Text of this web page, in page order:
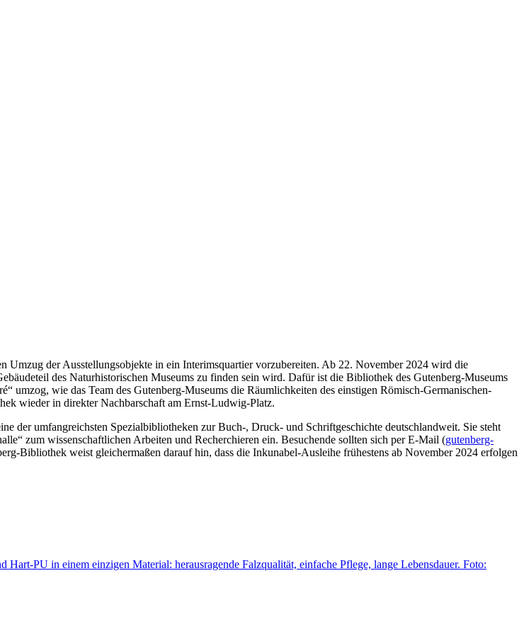
der Ausstellungsobjekte in ein Interimsquartier vorzubereiten. Ab 22. November 2024 wird die
des Naturhistorischen Museums zu finden sein wird. Dafür ist die Bibliothek des Gutenberg-Museums
umzog, wie das Team des Gutenberg-Museums die Räumlichkeiten des einstigen Römisch-Germanischen-
wieder in direkter Nachbarschaft am Ernst-Ludwig-Platz.
der umfangreichsten Spezialbibliotheken zur Buch-, Druck- und Schriftgeschichte deutschlandweit. Sie steht
zum wissenschaftlichen Arbeiten und Recherchieren ein. Besuchende sollten sich per E-Mail (gutenberg-
Bibliothek weist gleichermaßen darauf hin, dass die Inkunabel-Ausleihe frühestens ab November 2024 erfolgen